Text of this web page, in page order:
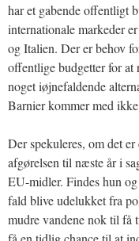
har et gabende offentligt
internationale markeder
og Italien. Der er behov
offentlige budgetter for at
noget iøjnefaldende
Barnier kommer med
Der spekuleres, om det
afgørelsen til næste år i
EU-midler. Findes hun
fald blive udelukket fra
mudre vandene nok til